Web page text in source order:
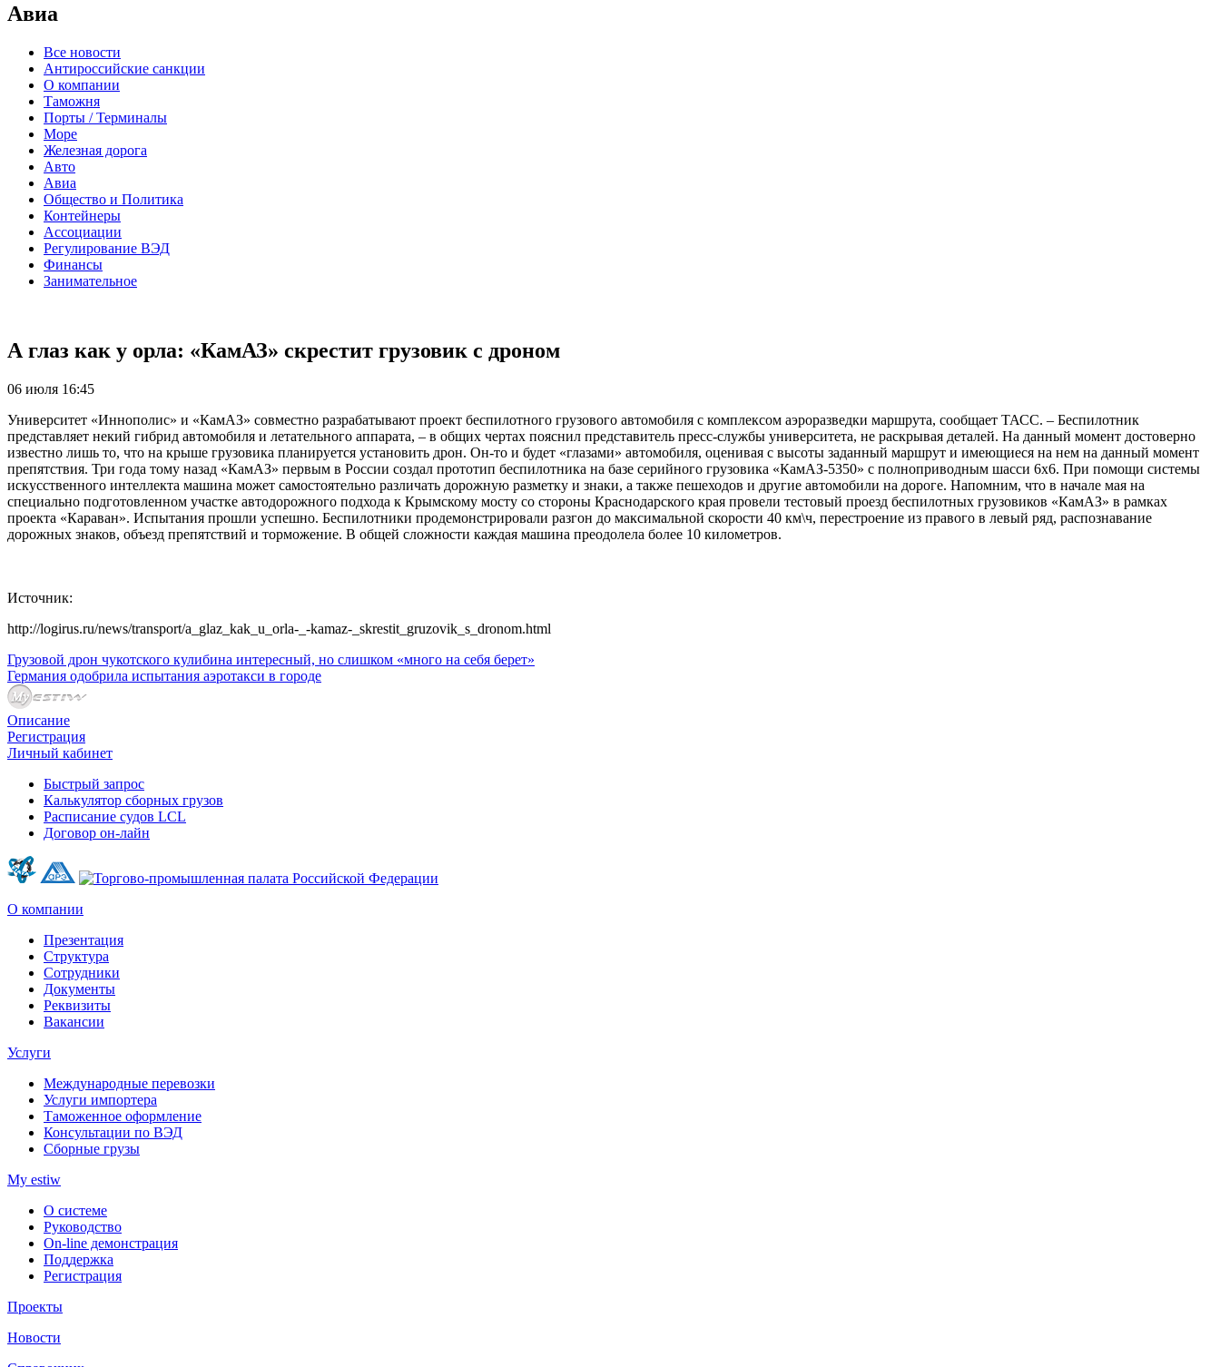
Авиа
Все новости
Антироссийские санкции
О компании
Таможня
Порты / Терминалы
Море
Железная дорога
Авто
Авиа
Общество и Политика
Контейнеры
Ассоциации
Регулирование ВЭД
Финансы
Занимательное
А глаз как у орла: «КамАЗ» скрестит грузовик с дроном
06 июля 16:45
Университет «Иннополис» и «КамАЗ» совместно разрабатывают проект беспилотного грузового автомобиля с комплексом аэроразведки маршрута, сообщает ТАСС. – Беспилотник
представляет некий гибрид автомобиля и летательного аппарата, – в общих чертах пояснил представитель пресс-службы университета, не раскрывая деталей. На данный момент достоверно
известно лишь то, что на крыше грузовика планируется установить дрон. Он-то и будет «глазами» автомобиля, оценивая с высоты заданный маршрут и имеющиеся на нем на данный момент
препятствия. Три года тому назад «КамАЗ» первым в России создал прототип беспилотника на базе серийного грузовика «КамАЗ-5350» с полноприводным шасси 6х6. При помощи системы
искусственного интеллекта машина может самостоятельно различать дорожную разметку и знаки, а также пешеходов и другие автомобили на дороге. Напомним, что в начале мая на
специально подготовленном участке автодорожного подхода к Крымскому мосту со стороны Краснодарского края провели тестовый проезд беспилотных грузовиков «КамАЗ» в рамках
проекта «Караван». Испытания прошли успешно. Беспилотники продемонстрировали разгон до максимальной скорости 40 км\ч, перестроение из правого в левый ряд, распознавание
дорожных знаков, объезд препятствий и торможение. В общей сложности каждая машина преодолела более 10 километров.
Источник:
http://logirus.ru/news/transport/a_glaz_kak_u_orla-_-kamaz-_skrestit_gruzovik_s_dronom.html
Грузовой дрон чукотского кулибина интересный, но слишком «много на себя берет»
Германия одобрила испытания аэротакси в городе
Описание
Регистрация
Личный кабинет
Быстрый запрос
Калькулятор сборных грузов
Расписание судов LCL
Договор он-лайн
О компании
Презентация
Структура
Сотрудники
Документы
Реквизиты
Вакансии
Услуги
Международные перевозки
Услуги импортера
Таможенное оформление
Консультации по ВЭД
Сборные грузы
My estiw
О системе
Руководство
On-line демонстрация
Поддержка
Регистрация
Проекты
Новости